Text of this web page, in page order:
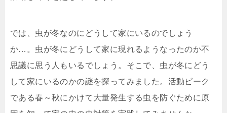
では、虫が冬なのにどうして家にいるのでしょう
か…。虫が冬にどうして家に現れるようなったのか不
思議に思う人もいるでしょう。そこで、虫が冬にどう
して家にいるのかの謎を探ってみました。活動ピーク
である春～秋にかけて大量発生する虫を防ぐために原